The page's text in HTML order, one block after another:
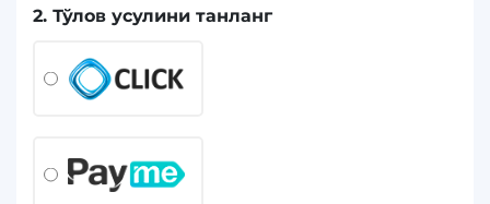
2. Тўлов усулини танланг